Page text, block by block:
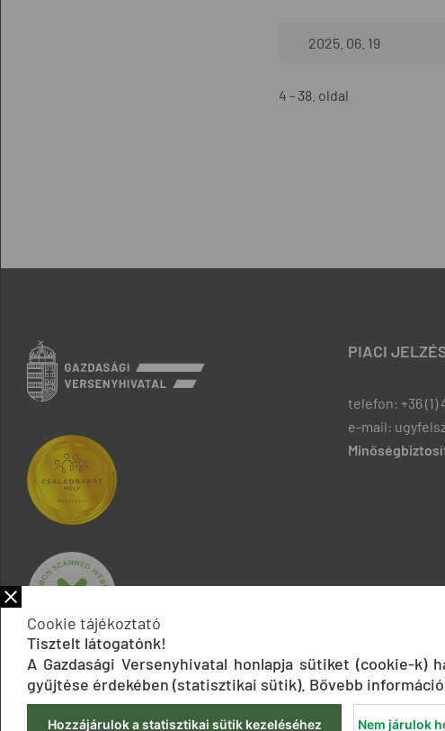
2025. 06. 19
4 - 38. oldal
PIACI
telefon: +36 (1)
e-mail:
Cookie tájékoztató
Tisztelt látogatónk!
A Gazdasági Versenyhivatal honlapja sütiket (cookie-k)
gyűjtése érdekében (statisztikai sütik). Bővebb
Hozzájárulok a statisztikai sütik kezeléséhez Nem járulok